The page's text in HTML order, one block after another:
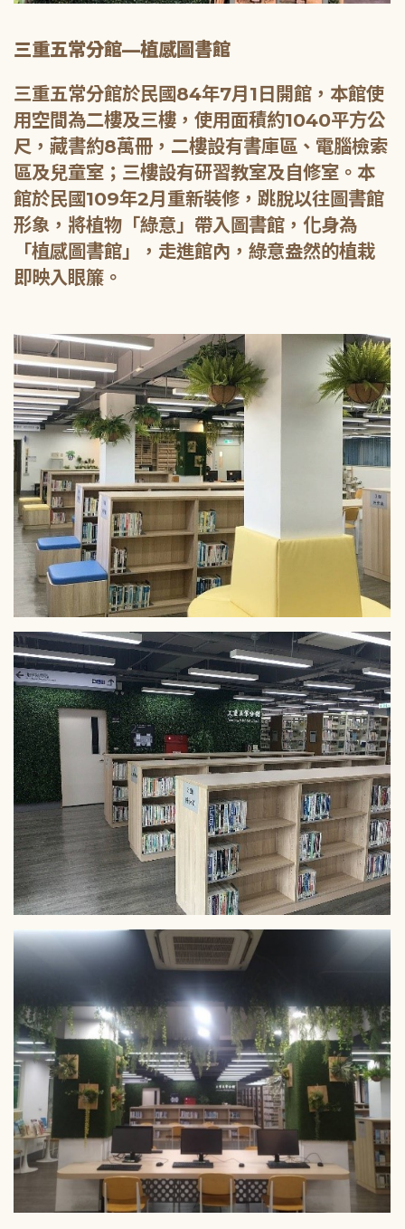
三重五常分館—植感圖書館
三重五常分館於民國84年7月1日開館，本館使
用空間為二樓及三樓，使用面積約1040平方公
尺，藏書約8萬冊，二樓設有書庫區、電腦檢索
區及兒童室；三樓設有研習教室及自修室。本
館於民國109年2月重新裝修，跳脫以往圖書館
形象，將植物「綠意」帶入圖書館，化身為
「植感圖書館」，走進館內，綠意盎然的植栽
即映入眼簾。